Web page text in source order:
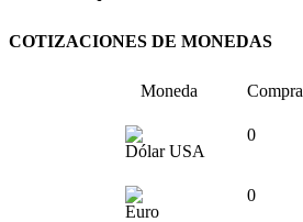
COTIZACIONES DE MONEDAS
Moneda Compra
Dólar USA
0
Euro
0